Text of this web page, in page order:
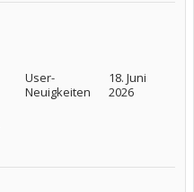
User-
Neuigkeiten
18. Juni
2026